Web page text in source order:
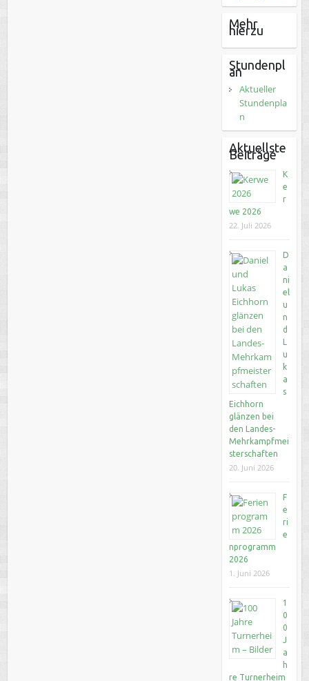
Mehr
hierzu
Stundenpl
an
Aktueller
Stundenpla
n
Aktuellste
Beiträge
K
e
r
we 2026
22. Juli 2026
D
a
ni
el
u
n
d
u
k
a
s
Eichhorn
glänzen bei
den Landes-
Mehrkampfmei
sterschaften
20. Juni 2026
F
e
ri
e
nprogramm
2026
1. Juni 2026
1
0
0
J
a
h
re Turnerheim